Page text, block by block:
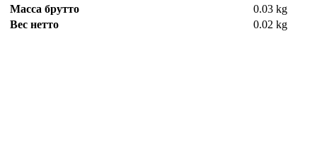
Масса брутто
0.03 kg
Вес нетто
0.02 kg